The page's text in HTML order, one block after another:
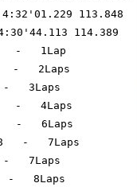
148   -   7Laps
147   -   8Laps